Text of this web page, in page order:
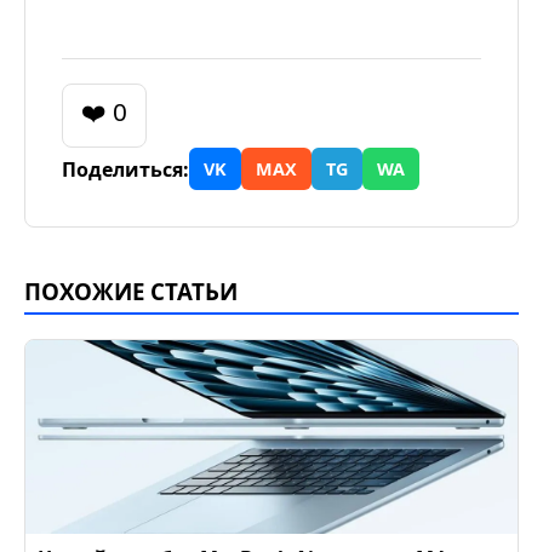
❤️ 0
Поделиться: VK MAX TG WA
ПОХОЖИЕ СТАТЬИ